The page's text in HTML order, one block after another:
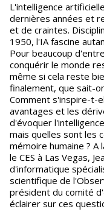
L'intelligence artificielle a fait d'énormes progrès ces
dernières années et
et de craintes.
1950, l'IA fascine
Pour beaucoup
conquérir le monde
même si cela reste
finalement, que sait-
Comment s'inspire-t-
avantages et les
d'évoquer
mais quelles sont les
mémoire humaine ? A
le CES à Las Vegas,
d'informatique
scientifique de
président du comité
éclairer sur ces